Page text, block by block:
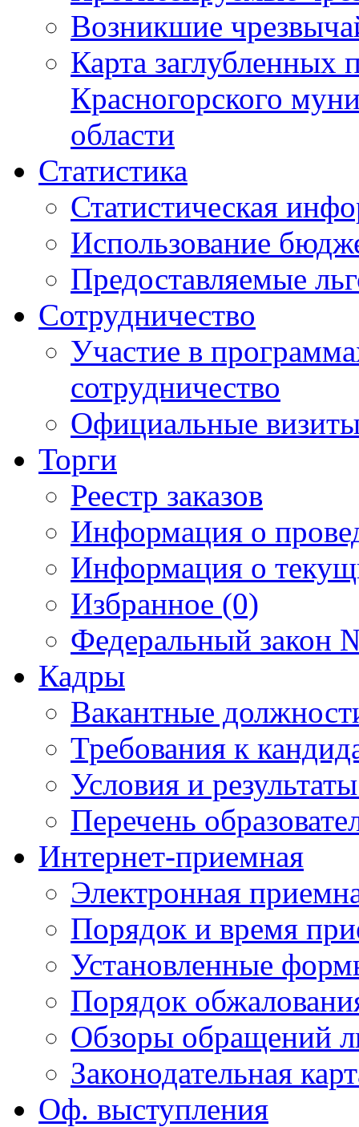
Возникшие
Карта
Красногорского
области
Статистика
Статистическая
Использование
Предоставляемые
Сотрудничество
Участие в
сотрудничество
Официальные
Торги
Реестр заказов
Информация о
Информация о
Избранное (0)
Федеральный закон
Кадры
Вакантные
Требования к
Условия и
Перечень
Интернет-приемная
Электронная
Порядок и время
Установленные
Порядок
Обзоры обращений
Законодательная
Оф. выступления